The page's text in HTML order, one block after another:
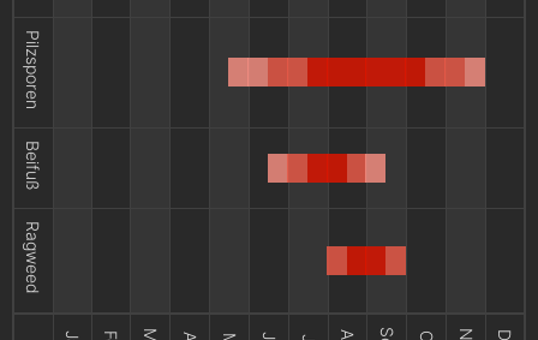
Pilzsporen
Beifuß
Ragweed